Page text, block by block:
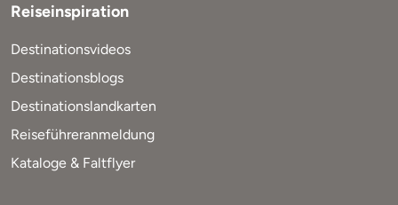
Reiseinspiration
Destinationsvideos
Destinationsblogs
Destinationslandkarten
Reiseführeranmeldung
Kataloge & Faltflyer